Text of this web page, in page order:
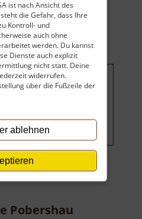
ist nach Ansicht des
die Gefahr, dass Ihre
Kontroll- und
auch ohne
werden. Du kannst
Dienste auch explizit
nicht statt. Deine
widerrufen.
über die Fußzeile der
ablehnen
zu finanzieren,
ändern.
Pobershau